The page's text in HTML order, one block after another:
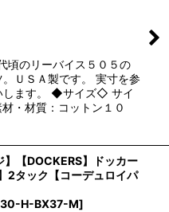
のリーバイス５０５の
ＵＳＡ製です。 実寸を参
します。 ◆サイズ◇ サイ
・材質：コットン１０
】【DOCKERS】ドッカー
2タック【コーデュロイパ
H-BX37-M]